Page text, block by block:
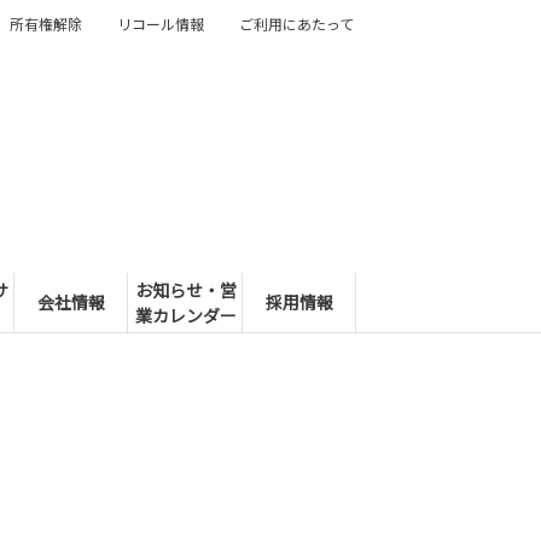
会社情報
お知らせ・営
業カレンダー
採用情報
所有権解除 リコール情報 ご利用にあたって